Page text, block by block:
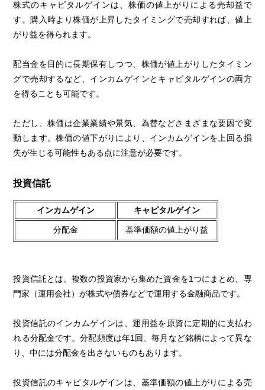
株式のキャピタルゲインは、株価の値上がりによる売却益で
す。購入時より株価が上昇したタイミングで売却すれば、値上
がり益を得られます。
配当金を目的に長期保有しつつ、株価が値上がりしたタイミン
グで売却するなど、インカムゲインとキャピタルゲインの両方
を得ることも可能です。
ただし、株価は企業業績や景気、為替などさまざまな要因で変
動します。株価の値下がりにより、インカムゲインを上回る損
失が生じる可能性もある点に注意が必要です。
投資信託
インカムゲイン キャピタルゲイン
分配金 基準価額の値上がり益
投資信託とは、複数の投資家から集めた資金を1つにまとめ、専
門家（運用会社）が株式や債券などで運用する金融商品です。
投資信託のインカムゲインは、運用益を原資に定期的に支払わ
れる分配金です。分配頻度は年1回、毎月など銘柄によって異な
り、中には分配金を出さないものもあります。
投資信託のキャピタルゲインは、基準価額の値上がりによる売